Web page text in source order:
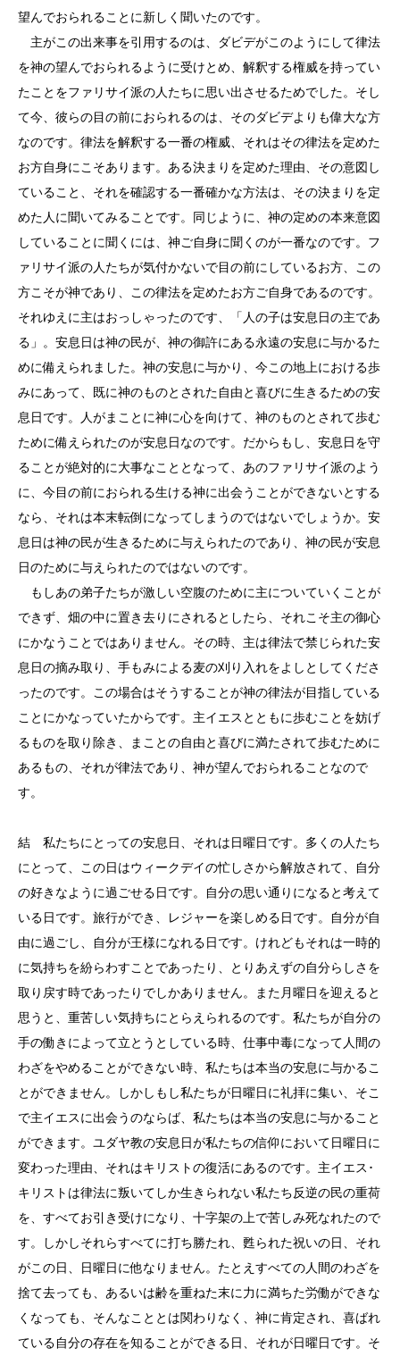
望んでおられることに新しく聞いたのです。
主がこの出来事を引用するのは、ダビデがこのようにして律法
を神の望んでおられるように受けとめ、解釈する権威を持ってい
たことをファリサイ派の人たちに思い出させるためでした。そし
て今、彼らの目の前におられるのは、そのダビデよりも偉大な方
なのです。律法を解釈する一番の権威、それはその律法を定めた
お方自身にこそあります。ある決まりを定めた理由、その意図し
ていること、それを確認する一番確かな方法は、その決まりを定
めた人に聞いてみることです。同じように、神の定めの本来意図
していることに聞くには、神ご自身に聞くのが一番なのです。フ
ァリサイ派の人たちが気付かないで目の前にしているお方、この
方こそが神であり、この律法を定めたお方ご自身であるのです。
それゆえに主はおっしゃったのです、「人の子は安息日の主であ
る」。安息日は神の民が、神の御許にある永遠の安息に与かるた
めに備えられました。神の安息に与かり、今この地上における歩
みにあって、既に神のものとされた自由と喜びに生きるための安
息日です。人がまことに神に心を向けて、神のものとされて歩む
ために備えられたのが安息日なのです。だからもし、安息日を守
ることが絶対的に大事なこととなって、あのファリサイ派のよう
に、今目の前におられる生ける神に出会うことができないとする
なら、それは本末転倒になってしまうのではないでしょうか。安
息日は神の民が生きるために与えられたのであり、神の民が安息
日のために与えられたのではないのです。
もしあの弟子たちが激しい空腹のために主についていくことが
できず、畑の中に置き去りにされるとしたら、それこそ主の御心
にかなうことではありません。その時、主は律法で禁じられた安
息日の摘み取り、手もみによる麦の刈り入れをよしとしてくださ
ったのです。この場合はそうすることが神の律法が目指している
ことにかなっていたからです。主イエスとともに歩むことを妨げ
るものを取り除き、まことの自由と喜びに満たされて歩むために
あるもの、それが律法であり、神が望んでおられることなので
す。
結 私たちにとっての安息日、それは日曜日です。多くの人たち
にとって、この日はウィークデイの忙しさから解放されて、自分
の好きなように過ごせる日です。自分の思い通りになると考えて
いる日です。旅行ができ、レジャーを楽しめる日です。自分が自
由に過ごし、自分が王様になれる日です。けれどもそれは一時的
に気持ちを紛らわすことであったり、とりあえずの自分らしさを
取り戻す時であったりでしかありません。また月曜日を迎えると
思うと、重苦しい気持ちにとらえられるのです。私たちが自分の
手の働きによって立とうとしている時、仕事中毒になって人間の
わざをやめることができない時、私たちは本当の安息に与かるこ
とができません。しかしもし私たちが日曜日に礼拝に集い、そこ
で主イエスに出会うのならば、私たちは本当の安息に与かること
ができます。ユダヤ教の安息日が私たちの信仰において日曜日に
変わった理由、それはキリストの復活にあるのです。主イエス･
キリストは律法に叛いてしか生きられない私たち反逆の民の重荷
を、すべてお引き受けになり、十字架の上で苦しみ死なれたので
す。しかしそれらすべてに打ち勝たれ、甦られた祝いの日、それ
がこの日、日曜日に他なりません。たとえすべての人間のわざを
捨て去っても、あるいは齢を重ねた末に力に満ちた労働ができな
くなっても、そんなこととは関わりなく、神に肯定され、喜ばれ
ている自分の存在を知ることができる日、それが日曜日です。そ